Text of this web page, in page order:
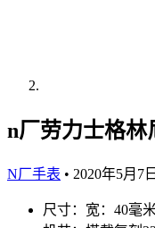
n厂劳力士格林
N厂手表 • 2020年5月7
尺寸：宽：40毫